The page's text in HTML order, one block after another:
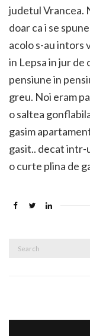
judetul Vrancea.
doar ca i se
acolo s-au intors
in Lepsa in jur de
pensiune in
greu. Noi eram
o saltea
gasim
gasit.. decat intr-
o curte plina de